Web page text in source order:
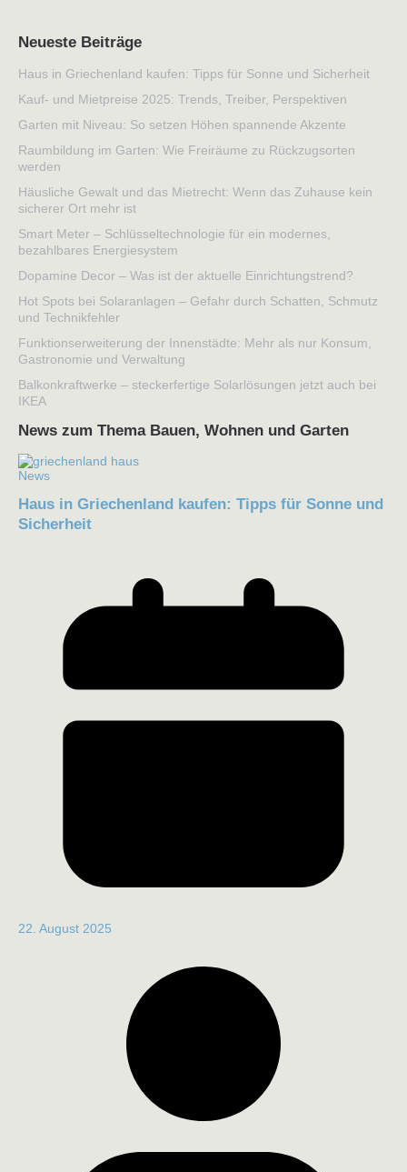
Neueste Beiträge
Haus in Griechenland kaufen: Tipps für Sonne und Sicherheit
Kauf- und Mietpreise 2025: Trends, Treiber, Perspektiven
Garten mit Niveau: So setzen Höhen spannende Akzente
Raumbildung im Garten: Wie Freiräume zu Rückzugsorten
werden
Häusliche Gewalt und das Mietrecht: Wenn das Zuhause kein
sicherer Ort mehr ist
Smart Meter – Schlüsseltechnologie für ein modernes,
bezahlbares Energiesystem
Dopamine Decor – Was ist der aktuelle Einrichtungstrend?
Hot Spots bei Solaranlagen – Gefahr durch Schatten, Schmutz
und Technikfehler
Funktionserweiterung der Innenstädte: Mehr als nur Konsum,
Gastronomie und Verwaltung
Balkonkraftwerke – steckerfertige Solarlösungen jetzt auch bei
IKEA
News zum Thema Bauen, Wohnen und Garten
News
Haus in Griechenland kaufen: Tipps für Sonne und
Sicherheit
22. August 2025